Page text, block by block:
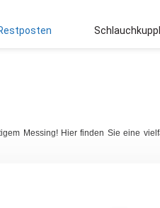
Messing! Hier finden Sie eine